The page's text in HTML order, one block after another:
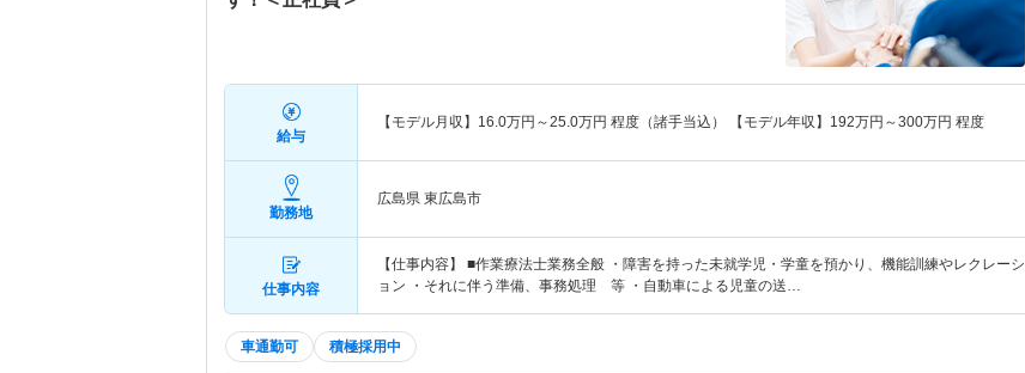
給与
【モデル月収】 16.0万円～25.0万円 程度（諸手当込） 【モデル年収】 192万円～300万円 程度
勤務地
広島県 東広島市
仕事内容
【仕事内容】 ■作業療法士業務全般 ・障害を持った未就学児・学童を預かり、機能訓練やレクレーシ
ョン ・それに伴う準備、事務処理 等 ・自動車による児童の送…
車通勤可 積極採用中